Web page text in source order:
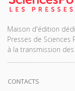
Maison d'édition
Presses de
à la transmission
CONTACTS